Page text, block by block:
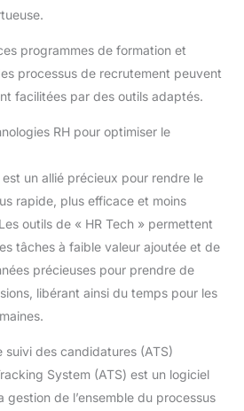
programmes de formation et
processus de recrutement peuvent
facilitées par des outils adaptés.
RH pour optimiser le
un allié précieux pour rendre le
rapide, plus efficace et moins
outils de « HR Tech » permettent
tâches à faible valeur ajoutée et de
précieuses pour prendre de
libérant ainsi du temps pour les
suivi des candidatures (ATS)
System (ATS) est un logiciel
gestion de l’ensemble du processus